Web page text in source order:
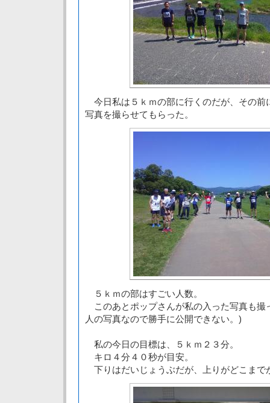
今日私は５ｋｍの部に行くのだが、その前
写真を撮らせてもらった。
５ｋｍの部はすごい人数。
このあとポップさんが私の入った写真も撮
人の写真なので勝手に公開できない。)
私の今日の目標は、５ｋｍ２３分。
キロ４分４０秒が目安。
下りはだいじょうぶだが、上りがどこまで